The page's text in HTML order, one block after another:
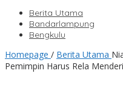
Berita Utama
Bandarlampung
Bengkulu
Homepage / Berita Utama
Pemimpin Harus Rela